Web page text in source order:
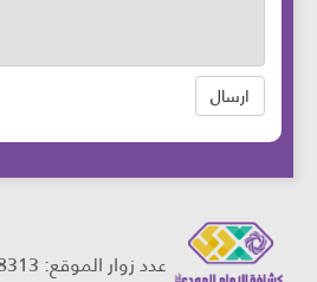
عدد زوار الموقع: 46758313 آخر تحديث: